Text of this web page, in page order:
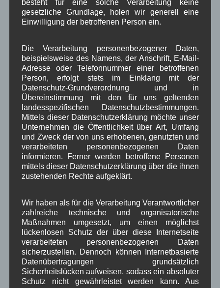
Juli 2026(9)
Juni 2026(4)
Mai 2026(11)
März 2026(9)
Februar 2026(6)
Januar 2026
(8)
Dezember 2025(14)
November 2025(5)
Oktober 2025(8)
September 2025(5)
August 2025(2)
Juli 2025(9)
Juni 2025(7)
Mai 2025(3)
April 2025(8)
März 2025(5)
Februar 2025(9)
Dezember 2024(7)
November 2024
(14)
Oktober 2024(10)
September 2024
(8)
August 2024(2)
Juli 2024(9)
Juni 2024(4)
Mai 2024(4)
April 2024 (5)
besteht für eine solche Verarbeitung keine
gesetzliche Grundlage, holen wir generell eine
Einwilligung der betroffenen Person ein.
Die Verarbeitung personenbezogener Daten,
beispielsweise des Namens, der Anschrift, E-Mail-
Adresse oder Telefonnummer einer betroffenen
Person, erfolgt stets im Einklang mit der
Datenschutz-Grundverordnung und in
Übereinstimmung mit den für uns geltenden
landesspezifischen Datenschutzbestimmungen.
Mittels dieser Datenschutzerklärung möchte unser
Unternehmen die Öffentlichkeit über Art, Umfang
und Zweck der von uns erhobenen, genutzten und
verarbeiteten personenbezogenen Daten
informieren. Ferner werden betroffene Personen
mittels dieser Datenschutzerklärung über die ihnen
zustehenden Rechte aufgeklärt.
Wir haben als für die Verarbeitung Verantwortlicher
zahlreiche technische und organisatorische
Maßnahmen umgesetzt, um einen möglichst
lückenlosen Schutz der über diese Internetseite
verarbeiteten personenbezogenen Daten
sicherzustellen. Dennoch können Internetbasierte
Datenübertragungen grundsätzlich
Sicherheitslücken aufweisen, sodass ein absoluter
Schutz nicht gewährleistet werden kann. Aus